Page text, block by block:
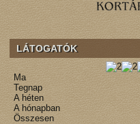
LÁTOGATÓK
Ma
Tegnap
A héten
A hónapban
Összesen